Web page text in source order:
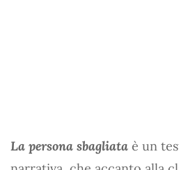
La persona sbagliata è un